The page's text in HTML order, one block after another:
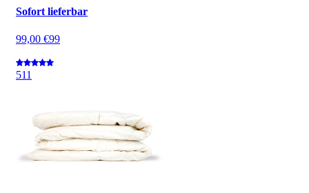
Sofort lieferbar
99,00 €99
511